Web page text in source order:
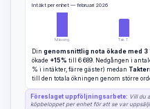
Intäkt per enhet — februari 2026
Mässing. Tak T.
Din genomsnittlig nota ökade med 3
ökade +15% till 6 689. Nedgången i
% i intäkter, färre gäster) medan
till den totala ökningen genom större
Föreslaget uppföljningsarbete: Vill du
köpbeloppet per enhet för att se var